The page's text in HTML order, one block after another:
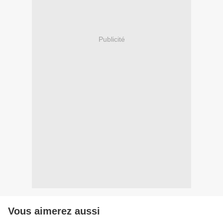
Publicité
Vous aimerez aussi